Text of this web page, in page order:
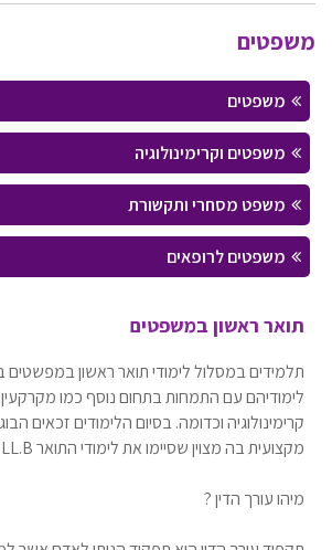
משפטים
משפטים
משפטים וקרימינולוגיה
משפט מסחרי ותקשורת
משפטים לרופאים
תואר ראשון במשפטים
תלמידים במסלול לימודי תואר ראשון
לימודיהם עם התמחות בתחום נוסף כמו
קרימינולוגיה וכדומה. בסיום הלימודים זכאים
מקצועית בה מצוין שסיימו את לימודי התואר LL.B במשפטים בהצלחה.
מיהו עורך הדין ?